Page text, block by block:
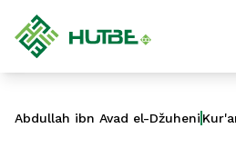
Abdullah ibn Avad el-Džuheni